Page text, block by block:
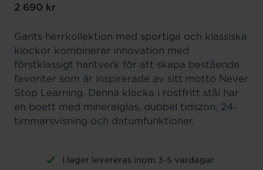
Pris:2 690 kr
2 690 kr
Gants herrkollektion med sportiga och klassiska
klockor kombinerar innovation med
förstklassigt hantverk för att skapa bestående
favoriter som är inspirerade av sitt motto Never
Stop Learning. Denna klocka i rostfritt stål har
en boett med mineralglas, dubbel tidszon, 24-
timmarsvisning och datumfunktioner.
I lager levereras inom 3-5 vardagar